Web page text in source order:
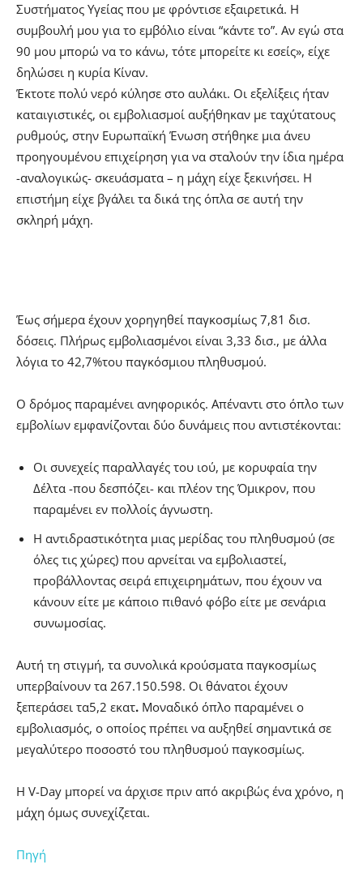
Συστήματος Υγείας που με φρόντισε εξαιρετικά. Η
συμβουλή μου για το εμβόλιο είναι “κάντε το”. Αν εγώ στα
90 μου μπορώ να το κάνω, τότε μπορείτε κι εσείς», είχε
δηλώσει η κυρία Κίναν.
Έκτοτε πολύ νερό κύλησε στο αυλάκι. Οι εξελίξεις ήταν
καταιγιστικές, οι εμβολιασμοί αυξήθηκαν με ταχύτατους
ρυθμούς, στην Ευρωπαϊκή Ένωση στήθηκε μια άνευ
προηγουμένου επιχείρηση για να σταλούν την ίδια ημέρα
-αναλογικώς- σκευάσματα – η μάχη είχε ξεκινήσει. Η
επιστήμη είχε βγάλει τα δικά της όπλα σε αυτή την
σκληρή μάχη.
Έως σήμερα έχουν χορηγηθεί παγκοσμίως 7,81 δισ.
δόσεις. Πλήρως εμβολιασμένοι είναι 3,33 δισ., με άλλα
λόγια το 42,7%του παγκόσμιου πληθυσμού.
Ο δρόμος παραμένει ανηφορικός. Απέναντι στο όπλο των
εμβολίων εμφανίζονται δύο δυνάμεις που αντιστέκονται:
Οι συνεχείς παραλλαγές του ιού, με κορυφαία την
Δέλτα -που δεσπόζει- και πλέον της Όμικρον, που
παραμένει εν πολλοίς άγνωστη.
Η αντιδραστικότητα μιας μερίδας του πληθυσμού (σε
όλες τις χώρες) που αρνείται να εμβολιαστεί,
προβάλλοντας σειρά επιχειρημάτων, που έχουν να
κάνουν είτε με κάποιο πιθανό φόβο είτε με σενάρια
συνωμοσίας.
Αυτή τη στιγμή, τα συνολικά κρούσματα παγκοσμίως
υπερβαίνουν τα 267.150.598. Οι θάνατοι έχουν
ξεπεράσει τα5,2 εκατ. Μοναδικό όπλο παραμένει ο
εμβολιασμός, ο οποίος πρέπει να αυξηθεί σημαντικά σε
μεγαλύτερο ποσοστό του πληθυσμού παγκοσμίως.
Η V-Day μπορεί να άρχισε πριν από ακριβώς ένα χρόνο, η
μάχη όμως συνεχίζεται.
Πηγή